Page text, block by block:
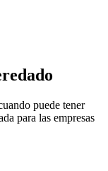
puede tener
para las empresas